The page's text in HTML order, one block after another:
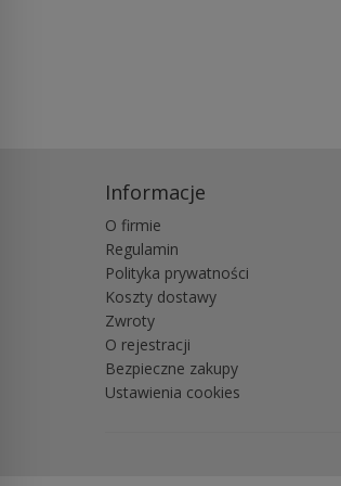
Informacje
O firmie
Regulamin
Polityka prywatności
Koszty dostawy
Zwroty
O rejestracji
Bezpieczne zakupy
Ustawienia cookies